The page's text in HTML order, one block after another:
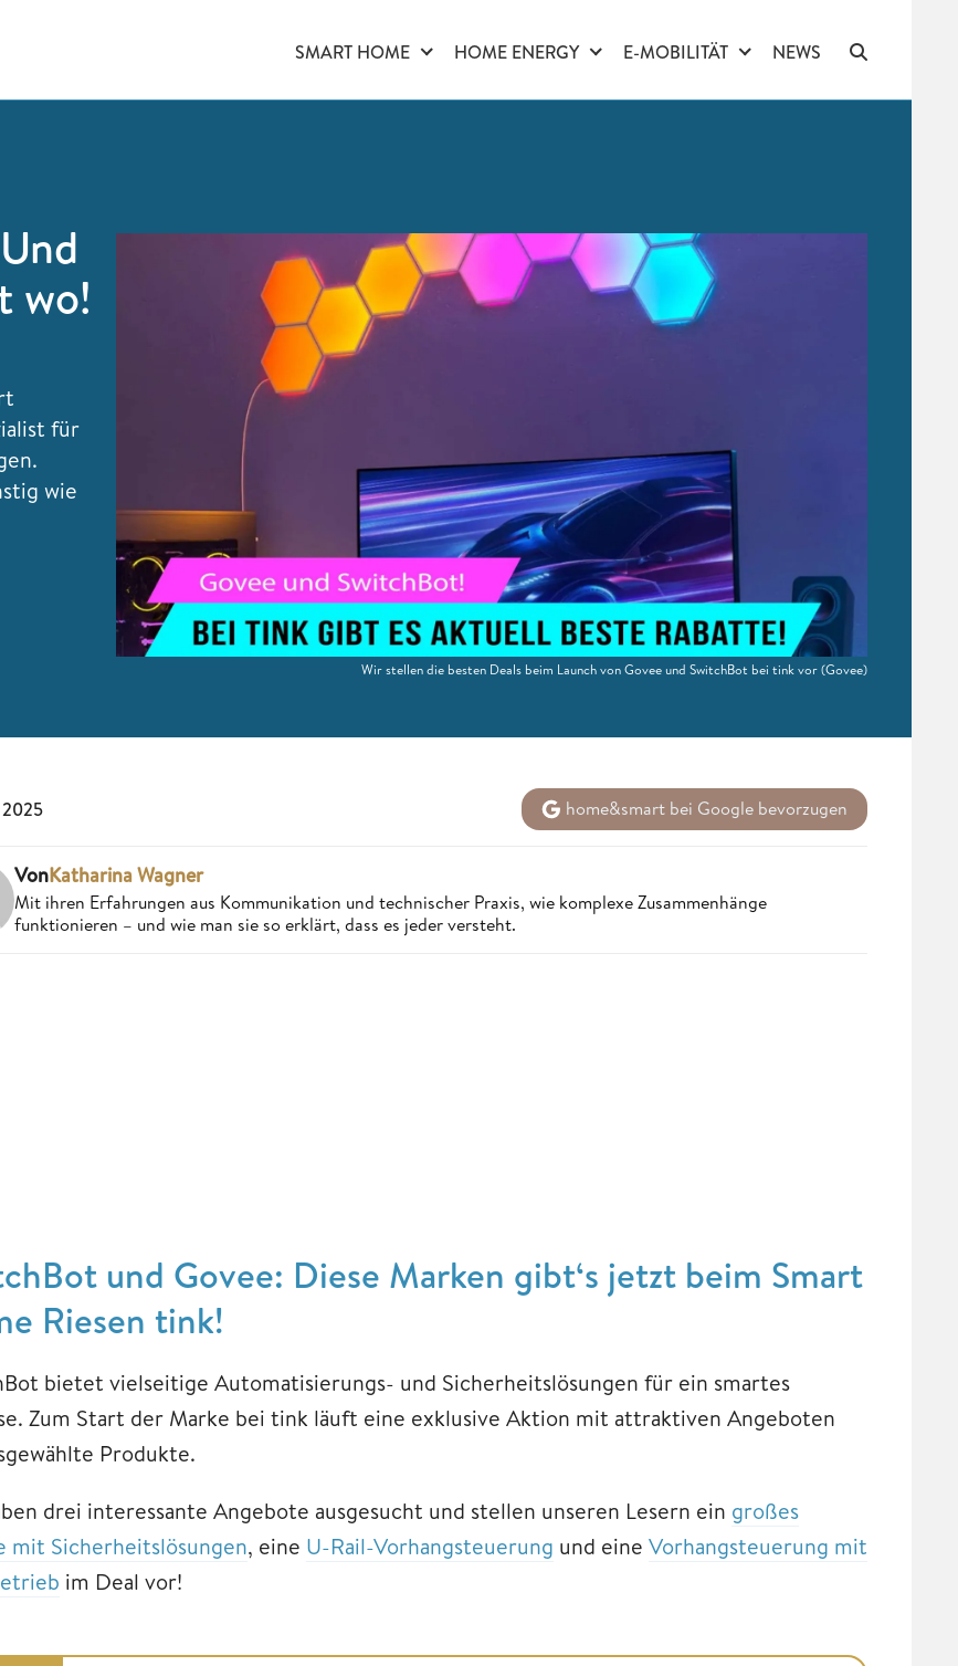
SMART HOME HOME ENERGY E-MOBILITÄT NEWS
wo!
für
wie
Wir stellen die besten Deals beim Launch von Govee und SwitchBot bei tink vor(Govee)
home&smart bei Google bevorzugen
VonKatharina Wagner
Mit ihren Erfahrungen aus Kommunikation und technischer Praxis, wie komplexe Zusammenhänge
funktionieren – und wie man sie so erklärt, dass es jeder versteht.
und Govee: Diese Marken gibt‘s jetzt beim Smart
Riesen tink!
bietet vielseitige Automatisierungs- und Sicherheitslösungen für ein smartes
Zum Start der Marke bei tink läuft eine exklusive Aktion mit attraktiven Angeboten
Produkte.
drei interessante Angebote ausgesucht und stellen unseren Lesern ein großes
mit Sicherheitslösungen, eine U-Rail-Vorhangsteuerung und eine Vorhangsteuerung mit
im Deal vor!